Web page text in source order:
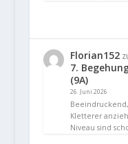
Florian152
7.
(9A)
26. Juni 2026
Kletterer
Niveau sind